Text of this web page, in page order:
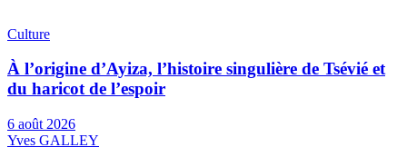
Culture
À l’origine d’Ayiza, l’histoire singulière de Tsévié et
du haricot de l’espoir
6 août 2026
Yves GALLEY